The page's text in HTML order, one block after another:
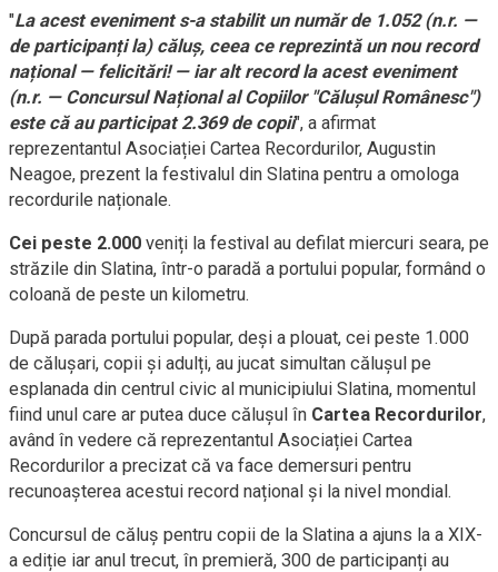
"La acest eveniment s-a stabilit un număr de 1.052 (n.r. —
de participanți la) căluș, ceea ce reprezintă un nou record
național — felicitări! — iar alt record la acest eveniment
(n.r. — Concursul Național al Copiilor "Călușul Românesc")
este că au participat 2.369 de copii", a afirmat
reprezentantul Asociației Cartea Recordurilor, Augustin
Neagoe, prezent la festivalul din Slatina pentru a omologa
recordurile naționale.
Cei peste 2.000 veniți la festival au defilat miercuri seara, pe
străzile din Slatina, într-o paradă a portului popular, formând o
coloană de peste un kilometru.
După parada portului popular, deși a plouat, cei peste 1.000
de călușari, copii și adulți, au jucat simultan călușul pe
esplanada din centrul civic al municipiului Slatina, momentul
fiind unul care ar putea duce călușul în Cartea Recordurilor,
având în vedere că reprezentantul Asociației Cartea
Recordurilor a precizat că va face demersuri pentru
recunoașterea acestui record național și la nivel mondial.
Concursul de căluș pentru copii de la Slatina a ajuns la a XIX-
a ediție iar anul trecut, în premieră, 300 de participanți au